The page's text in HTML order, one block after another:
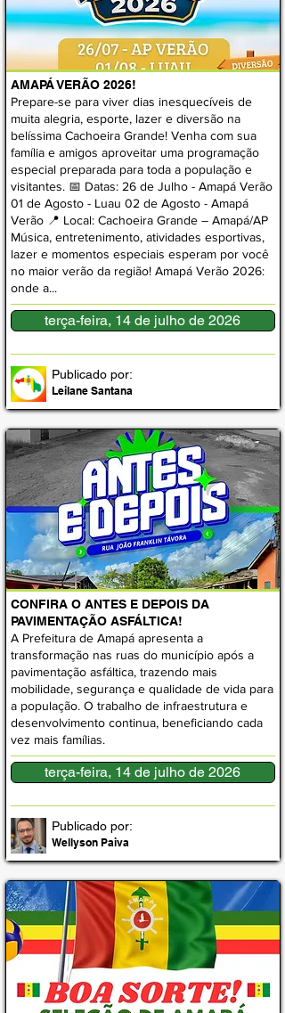
AMAPÁ VERÃO 2026!
Prepare-se para viver dias inesquecíveis de
muita alegria, esporte, lazer e diversão na
belíssima Cachoeira Grande! Venha com sua
família e amigos aproveitar uma programação
especial preparada para toda a população e
visitantes. 📅 Datas: 26 de Julho - Amapá Verão
01 de Agosto - Luau 02 de Agosto - Amapá
Verão 📍 Local: Cachoeira Grande – Amapá/AP
Música, entretenimento, atividades esportivas,
lazer e momentos especiais esperam por você
no maior verão da região! Amapá Verão 2026:
onde a...
terça-feira, 14 de julho de 2026
Leilane Santana
Publicado por:
CONFIRA O ANTES E DEPOIS DA
PAVIMENTAÇÃO ASFÁLTICA!
A Prefeitura de Amapá apresenta a
transformação nas ruas do município após a
pavimentação asfáltica, trazendo mais
mobilidade, segurança e qualidade de vida para
a população. O trabalho de infraestrutura e
desenvolvimento continua, beneficiando cada
vez mais famílias.
terça-feira, 14 de julho de 2026
Wellyson Paiva
Publicado por: